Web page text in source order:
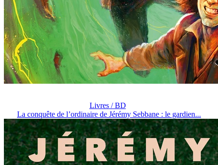
Livres / BD
La conquête de l’ordinaire de Jérémy Sebbane : le gardien...